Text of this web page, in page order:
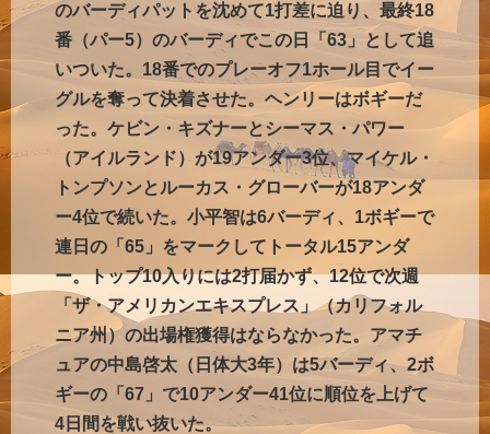
のバーディパットを沈めて1打差に迫り、最終18
番（パー5）のバーディでこの日「63」として追
いついた。18番でのプレーオフ1ホール目でイー
グルを奪って決着させた。ヘンリーはボギーだ
った。ケビン・キズナーとシーマス・パワー
（アイルランド）が19アンダー3位、マイケル・
トンプソンとルーカス・グローバーが18アンダ
ー4位で続いた。小平智は6バーディ、1ボギーで
連日の「65」をマークしてトータル15アンダ
ー。トップ10入りには2打届かず、12位で次週
「ザ・アメリカンエキスプレス」（カリフォル
ニア州）の出場権獲得はならなかった。 アマチ
ュアの中島啓太（日体大3年）は5バーディ、2ボ
ギーの「67」で10アンダー41位に順位を上げて
4日間を戦い抜いた。